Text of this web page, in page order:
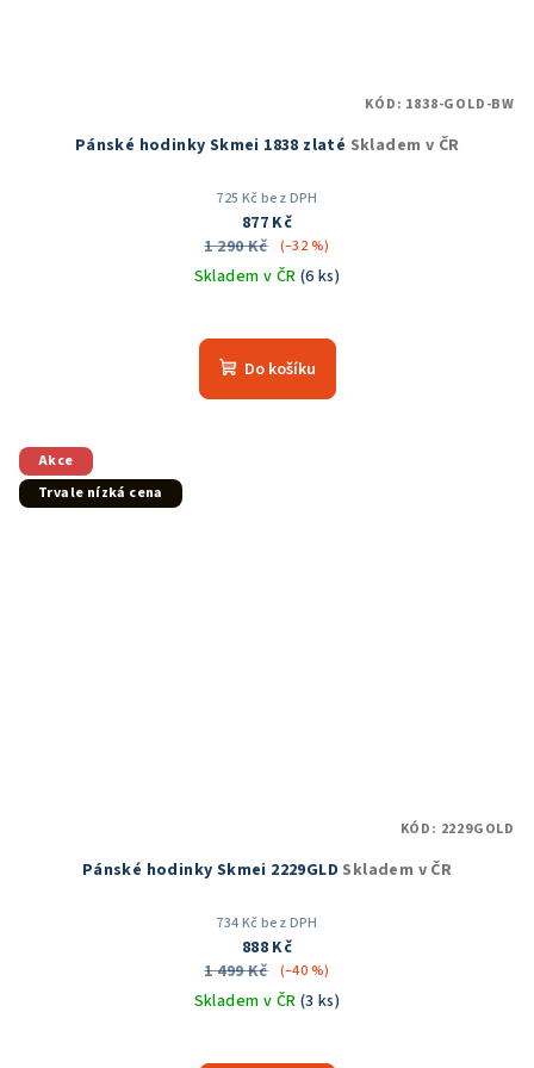
Pánské hodinky Skmei 1838 zlaté Skladem v ČR
725 Kč bez DPH
877 Kč
1 290 Kč
(–32 %)
Skladem v ČR (6 ks)
hodnocení
produktu
Do košíku
KÓD: 1838-GOLD-BW
Akce
Trvale nízká cena
Pánské hodinky Skmei 2229GLD Skladem v ČR
734 Kč bez DPH
888 Kč
1 499 Kč
(–40 %)
Skladem v ČR (3 ks)
KÓD: 2229GOLD